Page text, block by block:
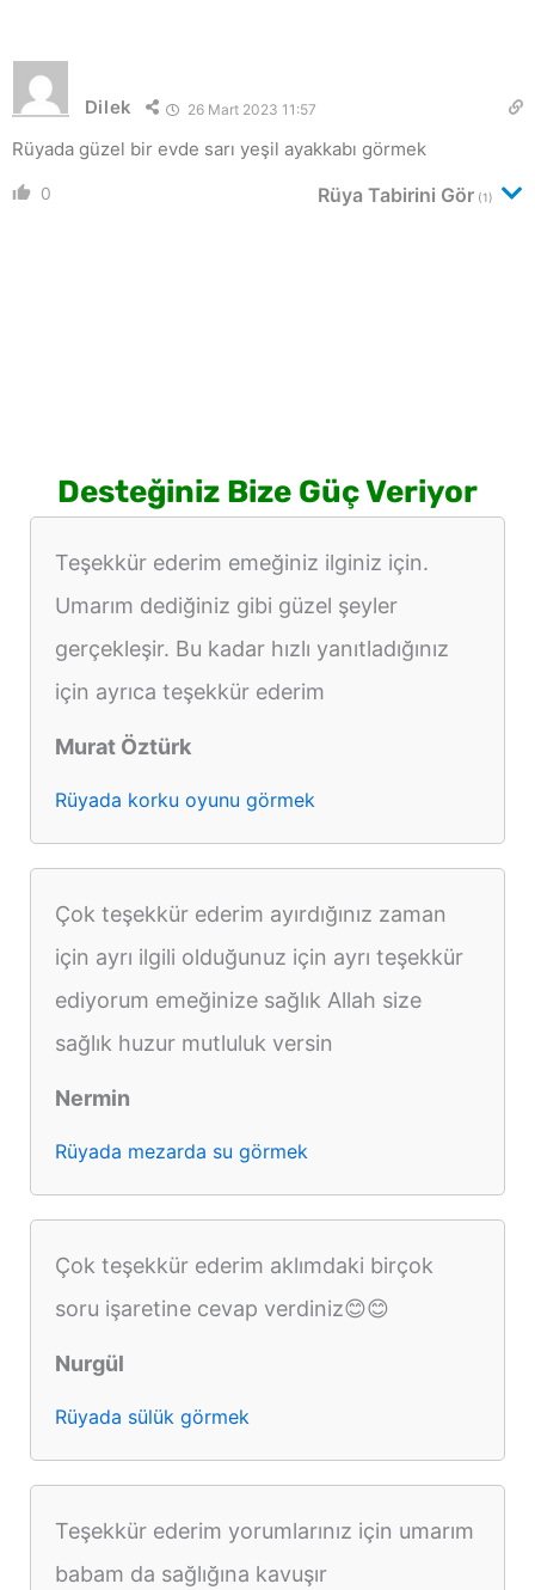
Dilek 26 Mart 2023 11:57
Rüyada güzel bir evde sarı yeşil ayakkabı görmek
0 Rüya Tabirini Gör (1)
Desteğiniz Bize Güç Veriyor
Teşekkür ederim emeğiniz ilginiz için.
Umarım dediğiniz gibi güzel şeyler
gerçekleşir. Bu kadar hızlı yanıtladığınız
için ayrıca teşekkür ederim
Murat Öztürk
Rüyada korku oyunu görmek
Çok teşekkür ederim ayırdığınız zaman
için ayrı ilgili olduğunuz için ayrı teşekkür
ediyorum emeğinize sağlık Allah size
sağlık huzur mutluluk versin
Nermin
Rüyada mezarda su görmek
Çok teşekkür ederim aklımdaki birçok
soru işaretine cevap verdiniz😊😊
Nurgül
Rüyada sülük görmek
Teşekkür ederim yorumlarınız için umarım
babam da sağlığına kavuşır